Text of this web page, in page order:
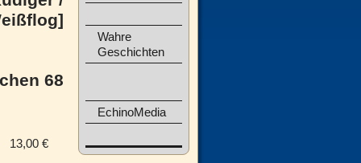
68
13,00€
Wahre
Geschichten
EchinoMedia